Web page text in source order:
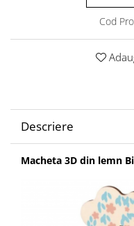
Cod
Descriere
Macheta 3D din lemn